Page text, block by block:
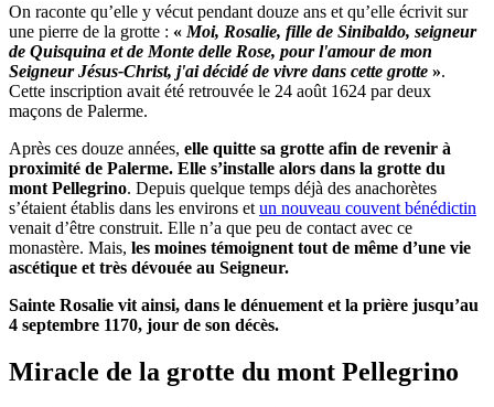
On raconte qu’elle y vécut pendant douze ans et qu’elle écrivit sur
une pierre de la grotte : « Moi, Rosalie, fille de Sinibaldo, seigneur
de Quisquina et de Monte delle Rose, pour l'amour de mon
Seigneur Jésus-Christ, j'ai décidé de vivre dans cette grotte ».
Cette inscription avait été retrouvée le 24 août 1624 par deux
maçons de Palerme.
Après ces douze années, elle quitte sa grotte afin de revenir à
proximité de Palerme. Elle s’installe alors dans la grotte du
mont Pellegrino. Depuis quelque temps déjà des anachorètes
s’étaient établis dans les environs et un nouveau couvent bénédictin
venait d’être construit. Elle n’a que peu de contact avec ce
monastère. Mais, les moines témoignent tout de même d’une vie
ascétique et très dévouée au Seigneur.
Sainte Rosalie vit ainsi, dans le dénuement et la prière jusqu’au
4 septembre 1170, jour de son décès.
Miracle de la grotte du mont Pellegrino